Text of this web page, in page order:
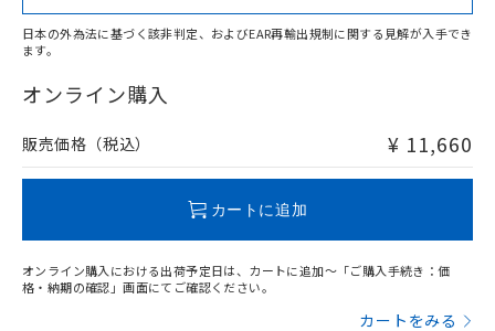
検出領域
在庫等で未対応品が混在する可能性があります。
問い合わせください。
日本の外為法に基づく該非判定、およびEAR再輸出規制に関する見解が入手でき
ます。
オンライン購入
販売価格（税込） ¥ 11,660
カートに追加
オンライン購入における出荷予定日は、カートに追加～「ご購入手続き：価
格・納期の確認」画面にてご確認ください。
カートをみる